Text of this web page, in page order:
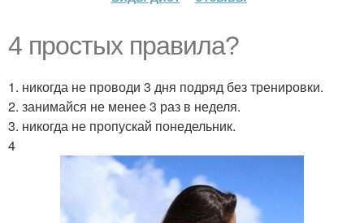
4 простых правила?
1. никогда не проводи 3 дня подряд без тренировки.
2. занимайся не менее 3 раз в неделя.
3. никогда не пропускай понедельник.
4